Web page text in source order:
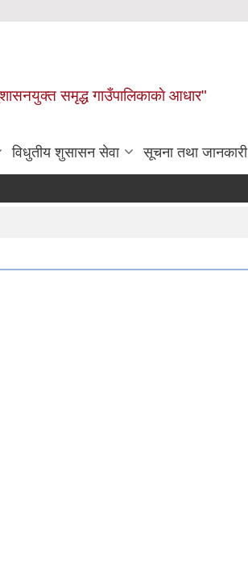
समृद्ध गाउँपालिकाकाे आधार"
विधुतीय शुसासन सेवा सूचना तथा जानकारी